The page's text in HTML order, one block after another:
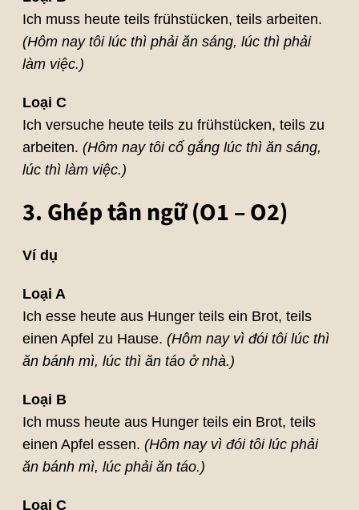
Ich muss heute teils frühstücken, teils arbeiten.
(Hôm nay tôi lúc thì phải ăn sáng, lúc thì phải
làm việc.)
Loại C
Ich versuche heute teils zu frühstücken, teils zu
arbeiten. (Hôm nay tôi cố gắng lúc thì ăn sáng,
lúc thì làm việc.)
3. Ghép tân ngữ (O1 – O2)
Ví dụ
Loại A
Ich esse heute aus Hunger teils ein Brot, teils
einen Apfel zu Hause. (Hôm nay vì đói tôi lúc thì
ăn bánh mì, lúc thì ăn táo ở nhà.)
Loại B
Ich muss heute aus Hunger teils ein Brot, teils
einen Apfel essen. (Hôm nay vì đói tôi lúc phải
ăn bánh mì, lúc phải ăn táo.)
Loại C